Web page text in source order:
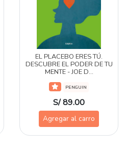
EL PLACEBO ERES TÚ.
DESCUBRE EL PODER DE TU
MENTE - JOE D...
PENGUIN
S/ 89.00
Agregar al carro